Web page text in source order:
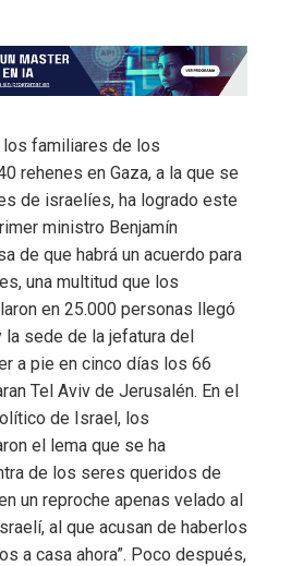
los familiares de los
rehenes en Gaza, a la que se
de israelíes, ha logrado este
ministro Benjamín
de que habrá un acuerdo para
una multitud que los
en 25.000 personas llegó
la sede de la jefatura del
a pie en cinco días los 66
Tel Aviv de Jerusalén. En el
de Israel, los
el lema que se ha
de los seres queridos de
un reproche apenas velado al
al que acusan de haberlos
a casa ahora”. Poco después,